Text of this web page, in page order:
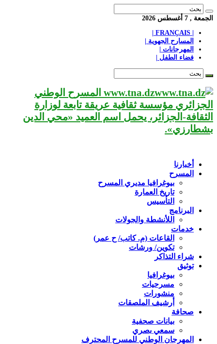
الجمعة , 7 أغسطس 2026
المسارح الجهوية |
المهرجانات |
فضاء الطفل |
www.tna.dz المسرح الوطني
الجزائري مؤسسة ثقافية عريقة تابعة لوزارة
الثقافة-الجزائر، يحمل اسم العميد «محي الدين
بشطارزي».
أخبارنا
المسرح
بيوغرافيا مديري المسرح
تاريخ العمارة
التأسيس
البرنامج
اللأنشطة والجولات
خدمات
القاعات (م. كاتب/ ح عمر)
تكوين/ ورشات
شراء التذاكر
توثيق
بيوغرافيا
مسرحيات
منشورات
أرشيف الملصقات
صحافة
بيانات صحفية
سمعي بصري
المهرجان الوطني للمسرح المحترف